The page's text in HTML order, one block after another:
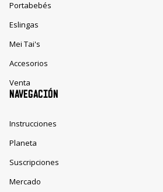
Portabebés
Eslingas
Mei Tai's
Accesorios
Venta
NAVEGACIÓN
Instrucciones
Planeta
Suscripciones
Mercado